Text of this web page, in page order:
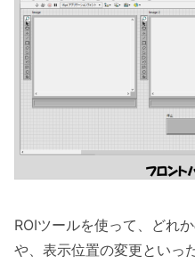
ROIツールを使って、どれ
や、表示位置の変更といっ